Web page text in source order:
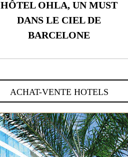
HÔTEL OHLA, UN MUST
DANS LE CIEL DE
BARCELONE
ACHAT-VENTE HOTELS